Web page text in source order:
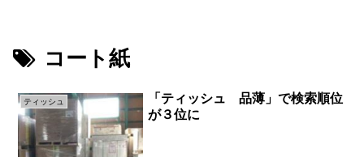
コート紙
ティッシュ
「ティッシュ 品薄」で検索順位
が３位に